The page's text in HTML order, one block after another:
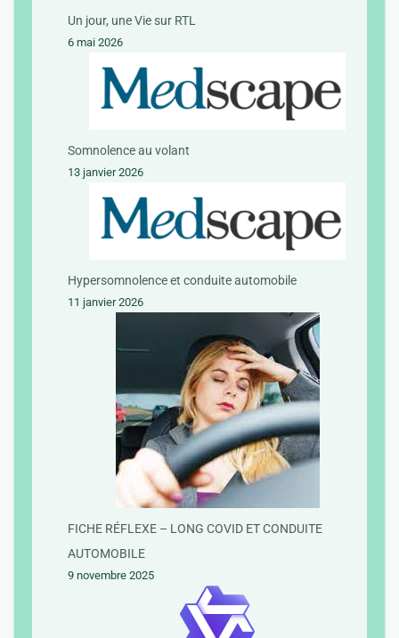
Un jour, une Vie sur RTL
6 mai 2026
Somnolence au volant
13 janvier 2026
Hypersomnolence et conduite automobile
11 janvier 2026
FICHE RÉFLEXE – LONG COVID ET CONDUITE
AUTOMOBILE
9 novembre 2025